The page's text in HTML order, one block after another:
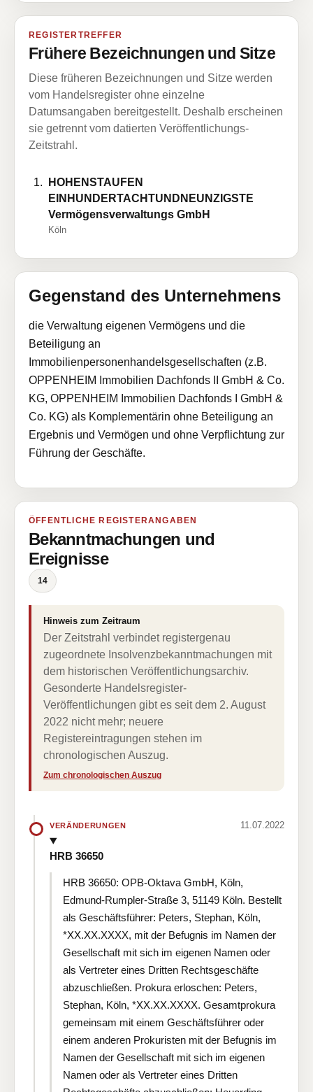
REGISTERTREFFER
Frühere Bezeichnungen und Sitze
Diese früheren Bezeichnungen und Sitze werden
vom Handelsregister ohne einzelne
Datumsangaben bereitgestellt. Deshalb erscheinen
sie getrennt vom datierten Veröffentlichungs-
Zeitstrahl.
HOHENSTAUFEN
EINHUNDERTACHTUNDNEUNZIGSTE
Vermögensverwaltungs GmbH
Köln
Gegenstand des Unternehmens
die Verwaltung eigenen Vermögens und die
Beteiligung an
Immobilienpersonenhandelsgesellschaften (z.B.
OPPENHEIM Immobilien Dachfonds II GmbH & Co.
KG, OPPENHEIM Immobilien Dachfonds I GmbH &
Co. KG) als Komplementärin ohne Beteiligung an
Ergebnis und Vermögen und ohne Verpflichtung zur
Führung der Geschäfte.
ÖFFENTLICHE REGISTERANGABEN
Bekanntmachungen und
Ereignisse
14
Hinweis zum Zeitraum
Der Zeitstrahl verbindet registergenau
zugeordnete Insolvenzbekanntmachungen mit
dem historischen Veröffentlichungsarchiv.
Gesonderte Handelsregister-
Veröffentlichungen gibt es seit dem 2. August
2022 nicht mehr; neuere
Registereintragungen stehen im
chronologischen Auszug.
Zum chronologischen Auszug
VERÄNDERUNGEN 11.07.2022
HRB 36650
HRB 36650: OPB-Oktava GmbH, Köln,
Edmund-Rumpler-Straße 3, 51149 Köln. Bestellt
als Geschäftsführer: Peters, Stephan, Köln,
*XX.XX.XXXX, mit der Befugnis im Namen der
Gesellschaft mit sich im eigenen Namen oder
als Vertreter eines Dritten Rechtsgeschäfte
abzuschließen. Prokura erloschen: Peters,
Stephan, Köln, *XX.XX.XXXX. Gesamtprokura
gemeinsam mit einem Geschäftsführer oder
einem anderen Prokuristen mit der Befugnis im
Namen der Gesellschaft mit sich im eigenen
Namen oder als Vertreter eines Dritten